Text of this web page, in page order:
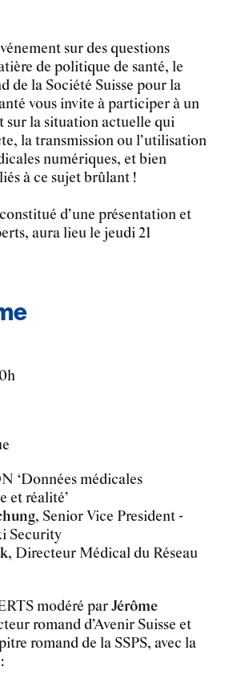
sur des questions
de politique de santé, le
de la Société Suisse pour la
vous invite à participer à un
sur la situation actuelle qui
la transmission ou l’utilisation
numériques, et bien
à ce sujet brûlant !
d’une présentation et
aura lieu le jeudi 21
‘Données médicales
et réalité’
, Senior Vice President -
Security
, Directeur Médical du Réseau
modéré parJérôme
romand d’Avenir Suisse et
romand de la SSPS, avec la